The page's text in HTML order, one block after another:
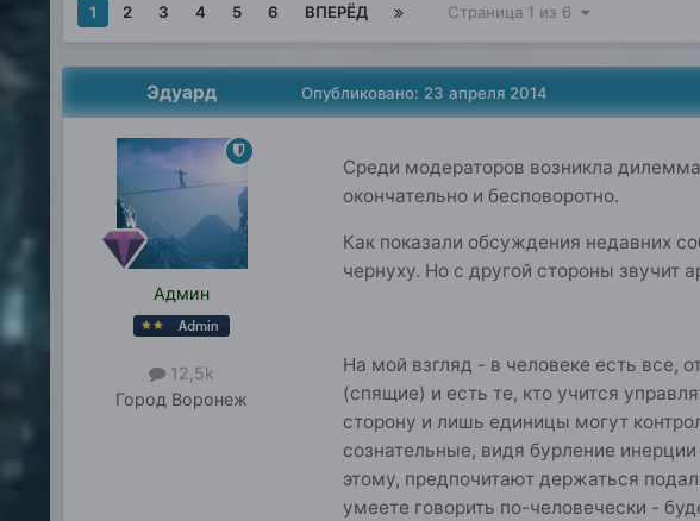
1 2 3 4 5 6 ВПЕРЁД Страница 1 из 6
Эдуард
Админ
12,5k
Город Воронеж
Опубликовано: 23 апреля 2014
Среди модераторов возникла
окончательно и бесповоротно.
Как показали обсуждения недавних
чернуху. Но с другой стороны звучит
На мой взгляд - в человеке есть все,
(спящие) и есть те, кто учится
сторону и лишь единицы могут
сознательные, видя бурление
этому, предпочитают держаться
умеете говорить по-человечески -